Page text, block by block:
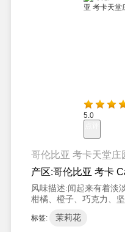
5.0
哥伦比亚 考卡天堂庄
产区:哥伦比亚 考卡
风味描述:闻起来有着淡
柑橘、橙子、巧克力、
标签: 茉莉花